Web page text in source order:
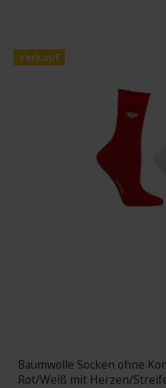
Verkauf
Baumwolle Socken ohne
Rot/Weiß mit Herzen/